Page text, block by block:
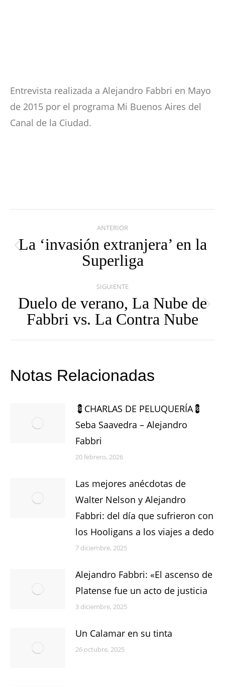
Entrevista realizada a Alejandro Fabbri en Mayo
de 2015 por el programa Mi Buenos Aires del
Canal de la Ciudad.
Navegación
entre
publicaciones
ANTERIOR
Publicación
anterior:
La ‘invasión extranjera’ en la
Superliga
SIGUIENTE
Publicación
siguiente:
Duelo de verano, La Nube de
Fabbri vs. La Contra Nube
Notas Relacionadas
💈CHARLAS DE PELUQUERÍA💈
Seba Saavedra – Alejandro
Fabbri
20 febrero, 2026
Las mejores anécdotas de
Walter Nelson y Alejandro
Fabbri: del día que sufrieron con
los Hooligans a los viajes a dedo
7 diciembre, 2025
Alejandro Fabbri: «El ascenso de
Platense fue un acto de justicia
3 diciembre, 2025
Un Calamar en su tinta
26 octubre, 2025